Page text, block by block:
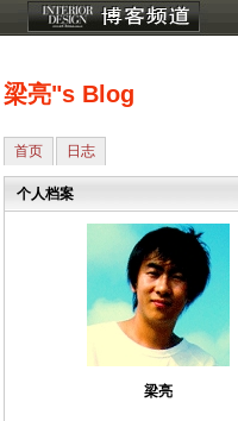
梁亮"s Blog
首页 日志
个人档案
梁亮